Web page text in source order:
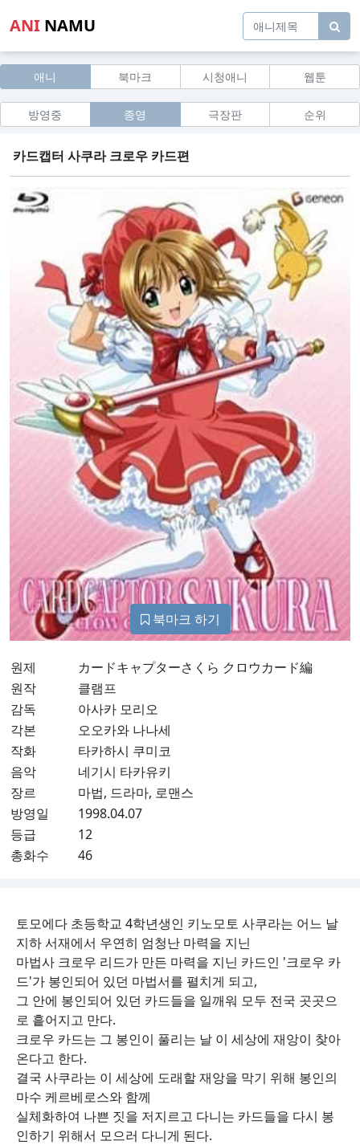
ANI NAMU
애니 북마크 시청애니 웹툰
방영중 종영 극장판 순위
카드캡터 사쿠라 크로우 카드편
북마크 하기
원제
カードキャプターさくら クロウカード編
원작
클램프
감독
아사카 모리오
각본
오오카와 나나세
작화
타카하시 쿠미코
음악
네기시 타카유키
장르
마법, 드라마, 로맨스
방영일
1998.04.07
등급
12
총화수
46
토모에다 초등학교 4학년생인 키노모토 사쿠라는 어느 날
지하 서재에서 우연히 엄청난 마력을 지닌
마법사 크로우 리드가 만든 마력을 지닌 카드인 '크로우 카
드'가 봉인되어 있던 마법서를 펼치게 되고,
그 안에 봉인되어 있던 카드들을 일깨워 모두 전국 곳곳으
로 흩어지고 만다.
크로우 카드는 그 봉인이 풀리는 날 이 세상에 재앙이 찾아
온다고 한다.
결국 사쿠라는 이 세상에 도래할 재앙을 막기 위해 봉인의
마수 케르베로스와 함께
실체화하여 나쁜 짓을 저지르고 다니는 카드들을 다시 봉
인하기 위해서 모으러 다니게 된다.